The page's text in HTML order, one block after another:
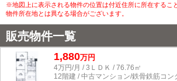
※地図上に表示される物件の位置は付近住所に所在するこ
物件所在地とは異なる場合がございます。
販売物件一覧
1,880万円
4万円/月 / 3ＬＤＫ / 76.76㎡
12階建 / 中古マンション/鉄骨鉄筋コン